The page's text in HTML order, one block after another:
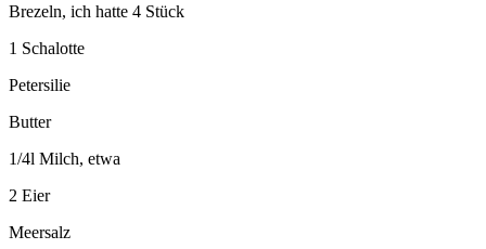
Brezeln, ich hatte 4 Stück
1 Schalotte
Petersilie
Butter
1/4l Milch, etwa
2 Eier
Meersalz